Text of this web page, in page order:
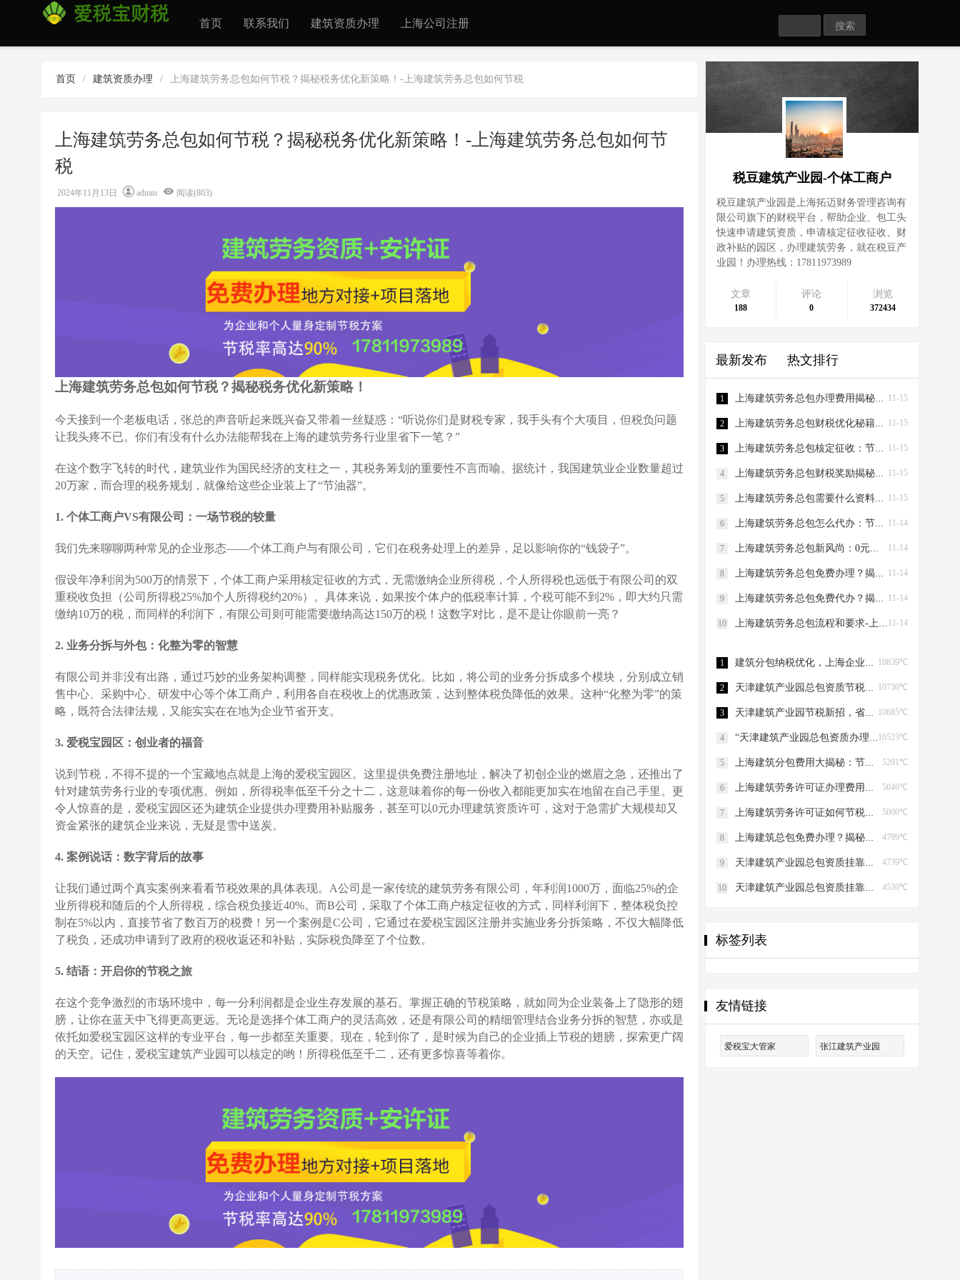
首页 联系我们 建筑资质办理 上海公司注册
首页 / 建筑资质办理 / 上海建筑劳务总包如何节税？揭秘税务优化新策略！-上海建筑劳务总包如何节税
上海建筑劳务总包如何节税？揭秘税务优化新策略！-上海建筑劳务总包如何节
税
2024年11月13日 admin 阅读(803)
上海建筑劳务总包如何节税？揭秘税务优化新策略！
今天接到一个老板电话，张总的声音听起来既兴奋又带着一丝疑惑：“听说你们是财税专家，我手头有个大项目，但税负问题
让我头疼不已。你们有没有什么办法能帮我在上海的建筑劳务行业里省下一笔？”
在这个数字飞转的时代，建筑业作为国民经济的支柱之一，其税务筹划的重要性不言而喻。据统计，我国建筑业企业数量超过
20万家，而合理的税务规划，就像给这些企业装上了“节油器”。
1. 个体工商户VS有限公司：一场节税的较量
我们先来聊聊两种常见的企业形态——个体工商户与有限公司，它们在税务处理上的差异，足以影响你的“钱袋子”。
假设年净利润为500万的情景下，个体工商户采用核定征收的方式，无需缴纳企业所得税，个人所得税也远低于有限公司的双
重税收负担（公司所得税25%加个人所得税约20%）。具体来说，如果按个体户的低税率计算，个税可能不到2%，即大约只需
缴纳10万的税，而同样的利润下，有限公司则可能需要缴纳高达150万的税！这数字对比，是不是让你眼前一亮？
2. 业务分拆与外包：化整为零的智慧
有限公司并非没有出路，通过巧妙的业务架构调整，同样能实现税务优化。比如，将公司的业务分拆成多个模块，分别成立销
售中心、采购中心、研发中心等个体工商户，利用各自在税收上的优惠政策，达到整体税负降低的效果。这种“化整为零”的策
略，既符合法律法规，又能实实在在地为企业节省开支。
3. 爱税宝园区：创业者的福音
说到节税，不得不提的一个宝藏地点就是上海的爱税宝园区。这里提供免费注册地址，解决了初创企业的燃眉之急，还推出了
针对建筑劳务行业的专项优惠。例如，所得税率低至千分之十二，这意味着你的每一份收入都能更加实在地留在自己手里。更
令人惊喜的是，爱税宝园区还为建筑企业提供办理费用补贴服务，甚至可以0元办理建筑资质许可，这对于急需扩大规模却又
资金紧张的建筑企业来说，无疑是雪中送炭。
4. 案例说话：数字背后的故事
让我们通过两个真实案例来看看节税效果的具体表现。A公司是一家传统的建筑劳务有限公司，年利润1000万，面临25%的企
业所得税和随后的个人所得税，综合税负接近40%。而B公司，采取了个体工商户核定征收的方式，同样利润下，整体税负控
制在5%以内，直接节省了数百万的税费！另一个案例是C公司，它通过在爱税宝园区注册并实施业务分拆策略，不仅大幅降低
了税负，还成功申请到了政府的税收返还和补贴，实际税负降至了个位数。
5. 结语：开启你的节税之旅
在这个竞争激烈的市场环境中，每一分利润都是企业生存发展的基石。掌握正确的节税策略，就如同为企业装备上了隐形的翅
膀，让你在蓝天中飞得更高更远。无论是选择个体工商户的灵活高效，还是有限公司的精细管理结合业务分拆的智慧，亦或是
依托如爱税宝园区这样的专业平台，每一步都至关重要。现在，轮到你了，是时候为自己的企业插上节税的翅膀，探索更广阔
的天空。记住，爱税宝建筑产业园可以核定的哟！所得税低至千二，还有更多惊喜等着你。
税豆建筑产业园-个体工商户
税豆建筑产业园是上海拓迈财务管理咨询有
限公司旗下的财税平台，帮助企业、包工头
快速申请建筑资质，申请核定征收征收、财
政补贴的园区，办理建筑劳务，就在税豆产
业园！办理热线：17811973989
文章
188
评论
0
浏览
372434
最新发布 热文排行
11-15
1 上海建筑劳务总包办理费用揭秘：0元注册，轻松成老板！-上海建筑劳务总包办理费用
11-15
2 上海建筑劳务总包财税优化秘籍！0元办资质，节税高达80%-上海建筑劳务总包财税优化
11-15
3 上海建筑劳务总包核定征收：节税新策略，助力企业轻装上阵！-上海建筑劳务总包核定征收
11-15
4 上海建筑劳务总包财税奖励揭秘：节税百万不是梦！-上海建筑劳务总包财税奖励
11-15
5 上海建筑劳务总包需要什么资料？-上海建筑劳务总包需要什么资料
11-14
6 上海建筑劳务总包怎么代办：节税妙招大揭秘！-上海建筑劳务总包怎么代办
11-14
7 上海建筑劳务总包新风尚：0元注册，节税有道，爱税宝助力企业轻装上阵！-上海建筑劳务总包需要到场吗？
11-14
8 上海建筑劳务总包免费办理？揭秘节税新策略！-上海建筑劳务总包免费办理吗？
11-14
9 上海建筑劳务总包免费代办？揭秘节税新策略，让您轻松成老板！-上海建筑劳务总包免费代办吗？
11-14
10 上海建筑劳务总包流程和要求-上海建筑劳务总包流程和要求
10839℃
1 建筑分包纳税优化，上海企业如何“节税”上海建筑分包纳税优化
10730℃
2 天津建筑产业园总包资质节税，妙招连连看！天津建筑产业园总包资质节税优化
10685℃
3 天津建筑产业园节税新招，省钱大法好嗨哟！天津建筑产业园总包资质节税优化
10523℃
4 “天津建筑产业园总包资质办理”轻松get，关键步骤大揭秘！天津建筑产业园总包资质办理
5201℃
5 上海建筑分包费用大揭秘：节税攻略与股权布局艺术上海建筑分包有什么费用
5046℃
6 上海建筑劳务许可证办理费用揭秘，省钱有妙招！上海建筑劳务许可证办理费用是多少
5000℃
7 上海建筑劳务许可证如何节税上海建筑劳务许可证如何节税
4799℃
8 上海建筑总包免费办理？揭秘节税高招！上海建筑总包免费办理吗？
4739℃
9 天津建筑产业园总包资质挂靠的那些事儿天津建筑产业园总包资质挂靠
4530℃
10 天津建筑产业园总包资质挂靠的那些事儿天津建筑产业园总包资质挂靠
标签列表
友情链接
爱税宝大管家 张江建筑产业园